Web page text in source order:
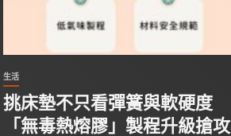
生活
挑床墊不只看彈簧與軟硬度
「無毒熱熔膠」製程升級搶攻